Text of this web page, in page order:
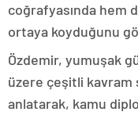
coğrafyasında hem
ortaya koyduğunu
Özdemir, yumuşak
üzere çeşitli kavram
anlatarak, kamu